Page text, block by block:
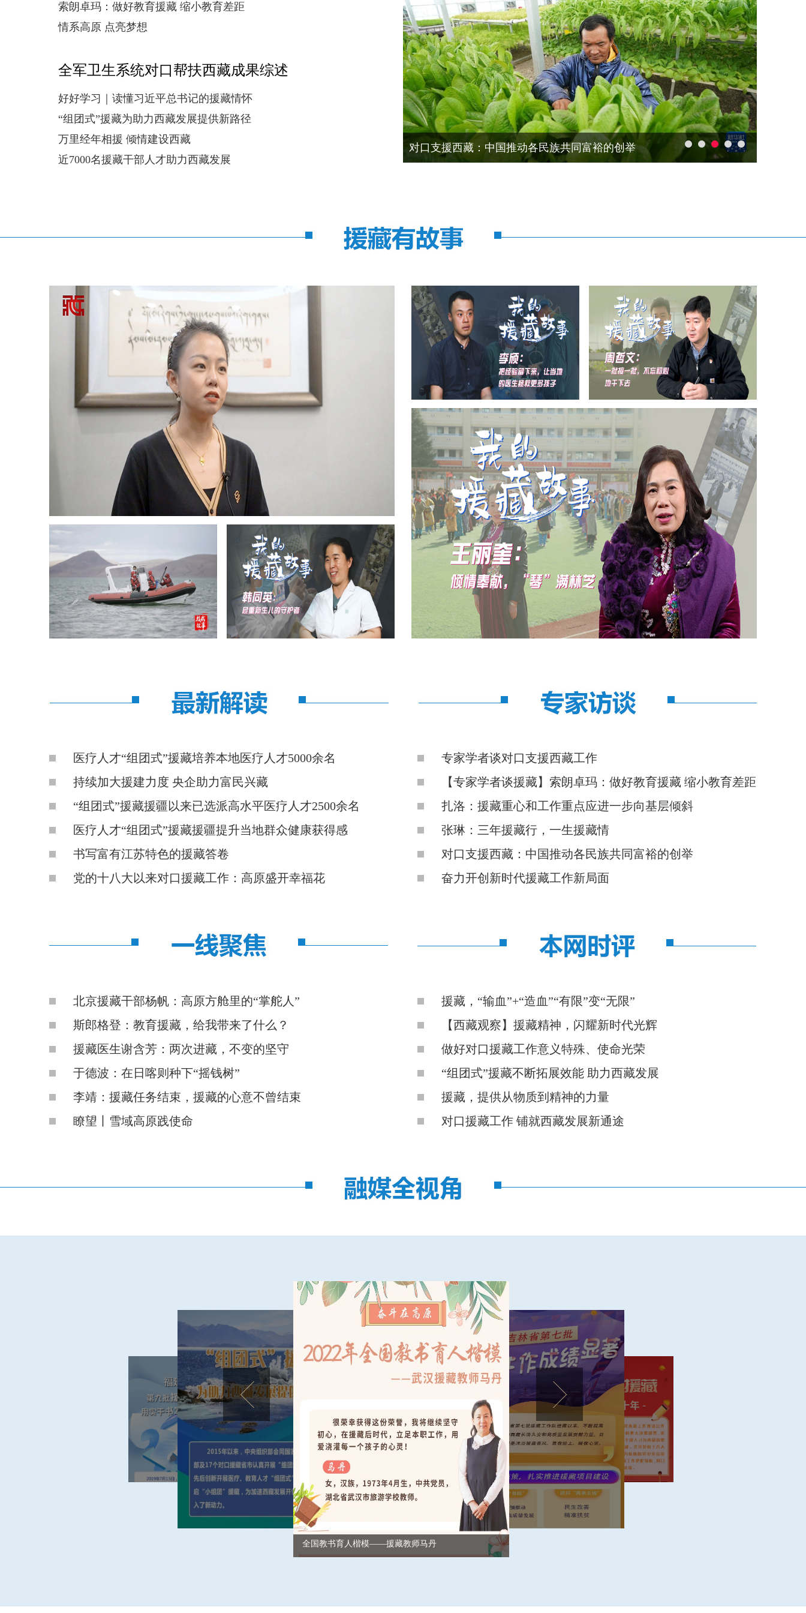
索朗卓玛：做好教育援藏 缩小教育差距
情系高原 点亮梦想
全军卫生系统对口帮扶西藏成果综述
好好学习｜读懂习近平总书记的援藏情怀
“组团式”援藏为助力西藏发展提供新路径
万里经年相援 倾情建设西藏
近7000名援藏干部人才助力西藏发展
江苏援藏医疗队救治先心病患儿纪实
医疗人才“组团式”援藏培养本地医疗人才5000余名
持续加大援建力度 央企助力富民兴藏
“组团式”援藏援疆以来已选派高水平医疗人才2500余名
医疗人才“组团式”援藏援疆提升当地群众健康获得感
书写富有江苏特色的援藏答卷
党的十八大以来对口援藏工作：高原盛开幸福花
专家学者谈对口支援西藏工作
【专家学者谈援藏】索朗卓玛：做好教育援藏 缩小教育差距
扎洛：援藏重心和工作重点应进一步向基层倾斜
张琳：三年援藏行，一生援藏情
对口支援西藏：中国推动各民族共同富裕的创举
奋力开创新时代援藏工作新局面
北京援藏干部杨帆：高原方舱里的“掌舵人”
斯郎格登：教育援藏，给我带来了什么？
援藏医生谢含芳：两次进藏，不变的坚守
于德波：在日喀则种下“摇钱树”
李靖：援藏任务结束，援藏的心意不曾结束
瞭望丨雪域高原践使命
援藏，“输血”+“造血”“有限”变“无限”
【西藏观察】援藏精神，闪耀新时代光辉
做好对口援藏工作意义特殊、使命光荣
“组团式”援藏不断拓展效能 助力西藏发展
援藏，提供从物质到精神的力量
对口援藏工作 铺就西藏发展新通途
全国教书育人楷模——援藏教师马丹